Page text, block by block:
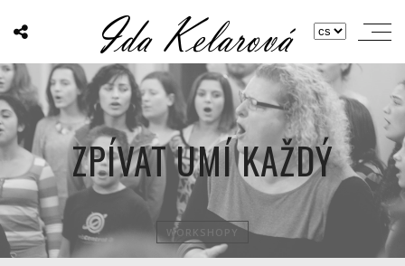
ZPÍVAT UMÍ KAŽDÝ
WORKSHOPY